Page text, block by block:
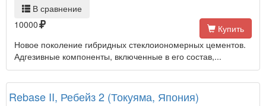
В сравнение
10000
Купить
Новое поколение гибридных стеклоиономерных цементов.
Адгезивные компоненты, включенные в его состав,...
Rebase II, Ребейз 2 (Токуяма, Япония)